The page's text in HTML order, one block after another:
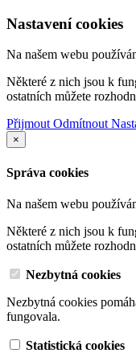
Nastavení cookies
Na našem webu
Některé z nich jsou k
ostatních můžete
PřijmoutOdmítnout
×
Správa cookies
Na našem webu
Některé z nich jsou k
ostatních můžete
Nezbytná cookies
Nezbytná cookies
fungovala.
Statistická cookies